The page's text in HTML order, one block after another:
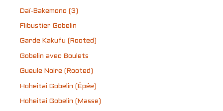
Daï-Bakemono (3)
Flibustier Gobelin
Garde Kakufu (Rooted)
Gobelin avec Boulets
Gueule Noire (Rooted)
Hoheitai Gobelin (Épée)
Hoheitai Gobelin (Masse)